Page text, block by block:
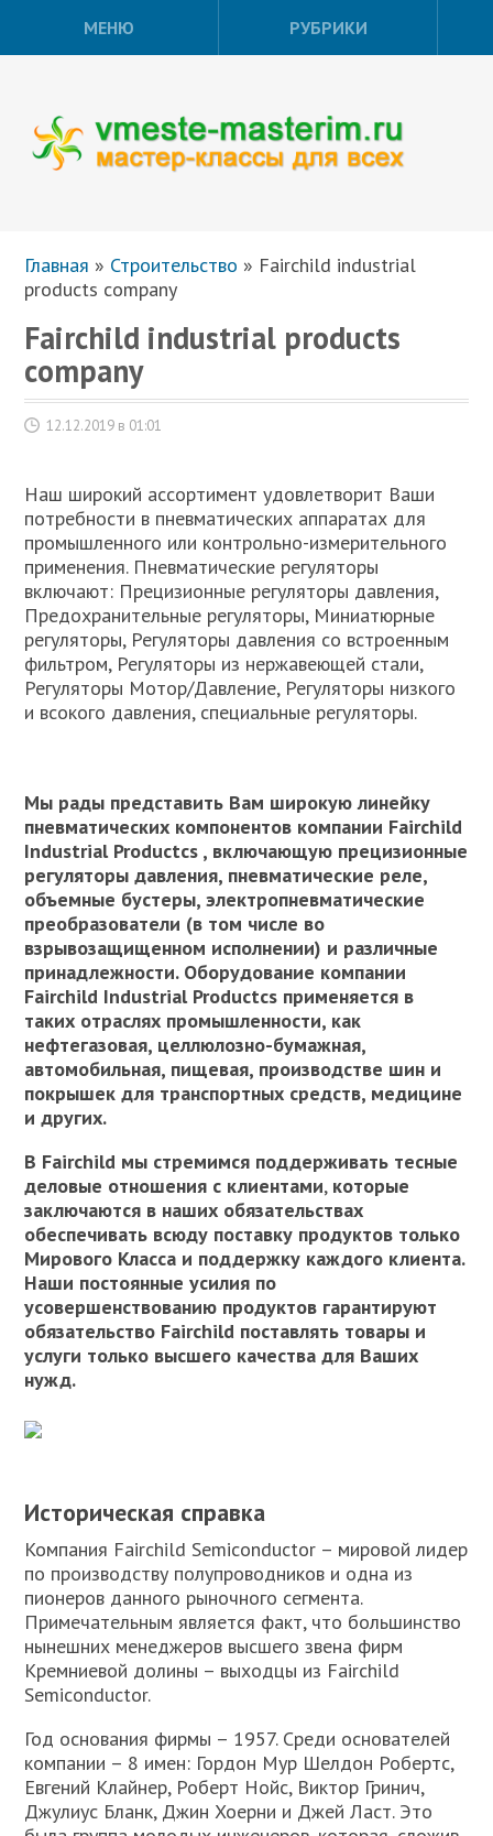
МЕНЮ РУБРИКИ
Главная » Строительство » Fairchild industrial
products company
Fairchild industrial products
company
12.12.2019 в 01:01
Наш широкий ассортимент удовлетворит Ваши
потребности в пневматических аппаратах для
промышленного или контрольно-измерительного
применения. Пневматические регуляторы
включают: Прецизионные регуляторы давления,
Предохранительные регуляторы, Миниатюрные
регуляторы, Регуляторы давления со встроенным
фильтром, Регуляторы из нержавеющей стали,
Регуляторы Мотор/Давление, Регуляторы низкого
и всокого давления, специальные регуляторы.
Мы рады представить Вам широкую линейку
пневматических компонентов компании Fairchild
Industrial Productcs , включающую прецизионные
регуляторы давления, пневматические реле,
объемные бустеры, электропневматические
преобразователи (в том числе во
взрывозащищенном исполнении) и различные
принадлежности. Оборудование компании
Fairchild Industrial Productcs применяется в
таких отраслях промышленности, как
нефтегазовая, целлюлозно-бумажная,
автомобильная, пищевая, производстве шин и
покрышек для транспортных средств, медицине
и других.
В Fairchild мы стремимся поддерживать тесные
деловые отношения с клиентами, которые
заключаются в наших обязательствах
обеспечивать всюду поставку продуктов только
Мирового Класса и поддержку каждого клиента.
Наши постоянные усилия по
усовершенствованию продуктов гарантируют
обязательство Fairchild поставлять товары и
услуги только высшего качества для Ваших
нужд.
Историческая справка
Компания Fairchild Semiconductor – мировой лидер
по производству полупроводников и одна из
пионеров данного рыночного сегмента.
Примечательным является факт, что большинство
нынешних менеджеров высшего звена фирм
Кремниевой долины – выходцы из Fairchild
Semiconductor.
Год основания фирмы – 1957. Среди основателей
компании – 8 имен: Гордон Мур Шелдон Робертс,
Евгений Клайнер, Роберт Нойс, Виктор Гринич,
Джулиус Бланк, Джин Хоерни и Джей Ласт. Это